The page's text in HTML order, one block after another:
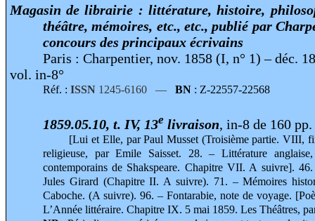
Magasin de librairie : littérature, histoire,
théâtre, mémoires, etc., etc., publié par
concours des principaux écrivains
Paris : Charpentier, nov. 1858 (I, n° 1) – déc.
vol. in-8°
Réf. : ISSN1245-6160 — BN: Z-22557-22568
1859.05.10, t. IV, 13e livraison, in-8 de 160 pp.
[Lui et Elle, par Paul Musset (Troisième partie. VIII, fin).
religieuse, par Emile Saisset. 28. – Littérature
contemporains de Shakspeare. Chapitre VII. A suivre].
Jules Girard (Chapitre II. A suivre). 71. – Mémoires
Caboche. (A suivre). 96. – Fontarabie, note de voyage.
L’Année littéraire. Chapitre IX. 5 mai 1859. Les Théâtres,